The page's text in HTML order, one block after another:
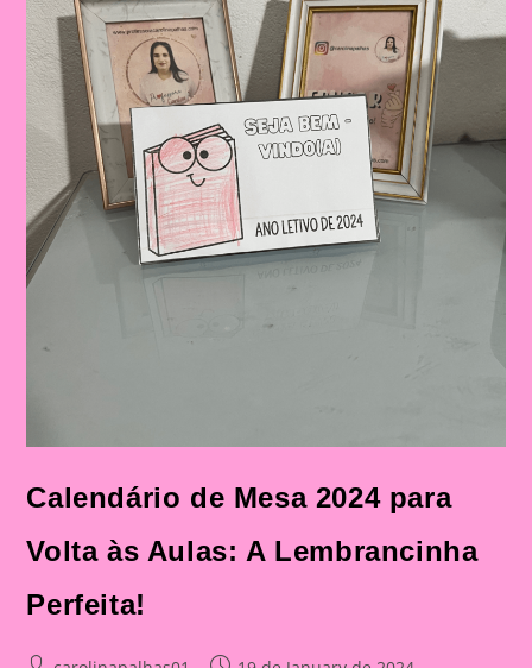
Calendário de Mesa 2024 para
Volta às Aulas: A Lembrancinha
Perfeita!